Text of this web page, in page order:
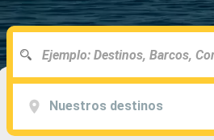
Nuestros destinos